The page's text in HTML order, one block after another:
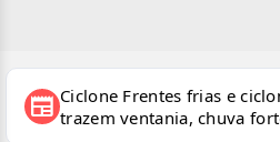
newspaper Ciclone Frentes frias e
trazem ventania, chuva